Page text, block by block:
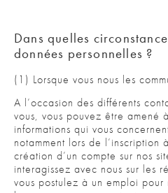
Dans quelles
données personnelles ?
(1) Lorsque vous nous les
A l’occasion des différents
vous, vous pouvez être amené
informations qui vous
notamment lors de l’inscription
création d’un compte sur nos
interagissez avec nous sur les
vous postulez à un emploi